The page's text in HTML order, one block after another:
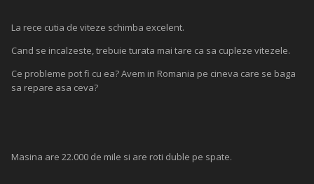
La rece cutia de viteze schimba excelent.
Cand se incalzeste, trebuie turata mai tare ca sa cupleze vitezele.
Ce probleme pot fi cu ea? Avem in Romania pe cineva care se baga
sa repare asa ceva?
Masina are 22.000 de mile si are roti duble pe spate.